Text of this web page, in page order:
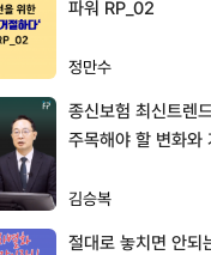
파워 RP_02
정만수
종신보험 최신트렌
주목해야 할 변화
김승복
절대로 놓치면 안되